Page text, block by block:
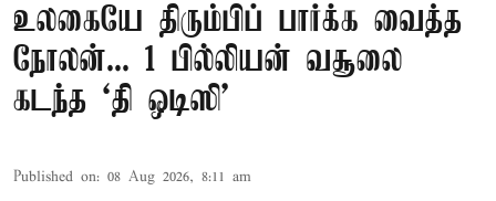
உலகையே திரும்பிப் பார்க்க வைத்த
நோலன்... 1 பில்லியன் வசூலை
கடந்த ‘தி ஒடிஸி’
Published on: 08 Aug 2026, 8:11 am